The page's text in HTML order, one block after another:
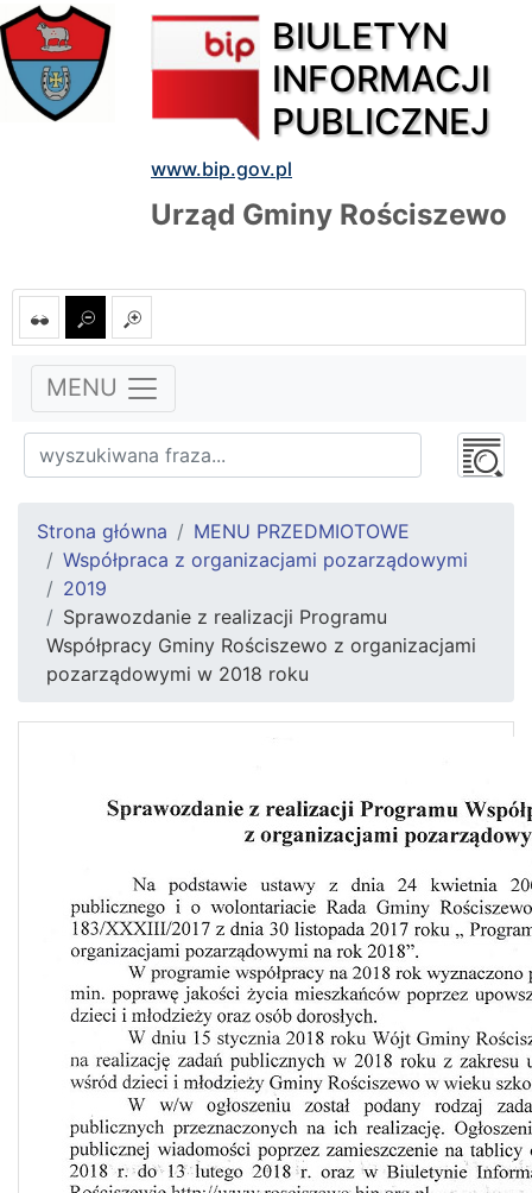
BIULETYN
INFORMACJI
PUBLICZNEJ
www.bip.gov.pl
Urząd Gminy Rościszewo
MENU
Strona główna
MENU PRZEDMIOTOWE
Współpraca z organizacjami pozarządowymi
2019
Sprawozdanie z realizacji Programu
Współpracy Gminy Rościszewo z organizacjami
pozarządowymi w 2018 roku